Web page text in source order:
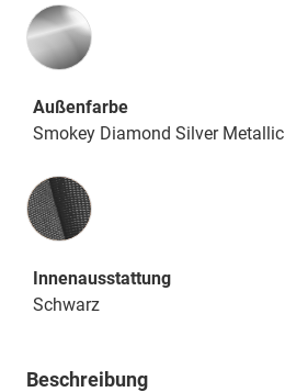
Außenfarbe
Smokey Diamond Silver Metallic
Innenausstattung
Innenausstattung
Schwarz
Beschreibung